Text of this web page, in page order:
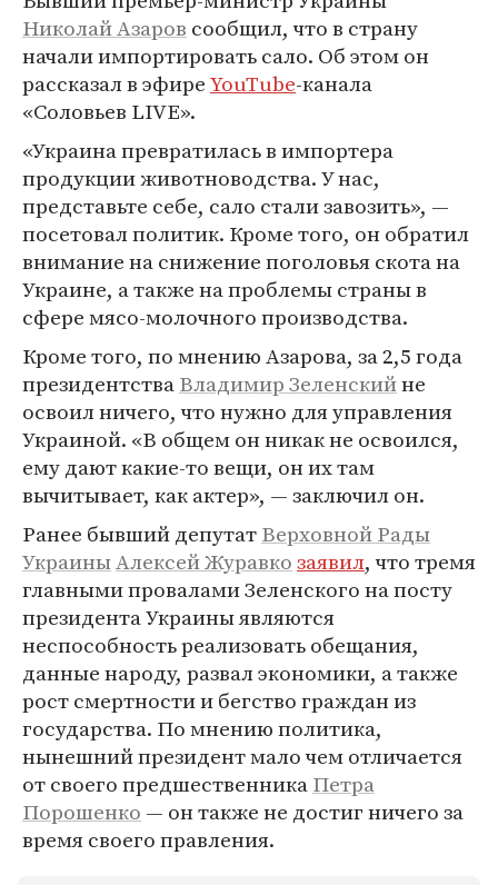
Николай Азаров сообщил, что в страну
начали импортировать сало. Об этом он
рассказал в эфиреYouTube-канала
«Соловьев LIVE».
«Украина превратилась в импортера
продукции животноводства. У нас,
представьте себе, сало стали завозить», —
посетовал политик. Кроме того, он обратил
внимание на снижение поголовья скота на
Украине, а также на проблемы страны в
сфере мясо-молочного производства.
Кроме того, по мнению Азарова, за 2,5 года
президентстваВладимир Зеленскийне
освоил ничего, что нужно для управления
Украиной. «В общем он никак не освоился,
ему дают какие-то вещи, он их там
вычитывает, как актер», — заключил он.
Ранее бывший депутатВерховной Рады
УкраиныАлексей Журавкозаявил, что тремя
главными провалами Зеленского на посту
президента Украины являются
неспособность реализовать обещания,
данные народу, развал экономики, а также
рост смертности и бегство граждан из
государства. По мнению политика,
нынешний президент мало чем отличается
от своего предшественникаПетра
Порошенко — он также не достиг ничего за
время своего правления.